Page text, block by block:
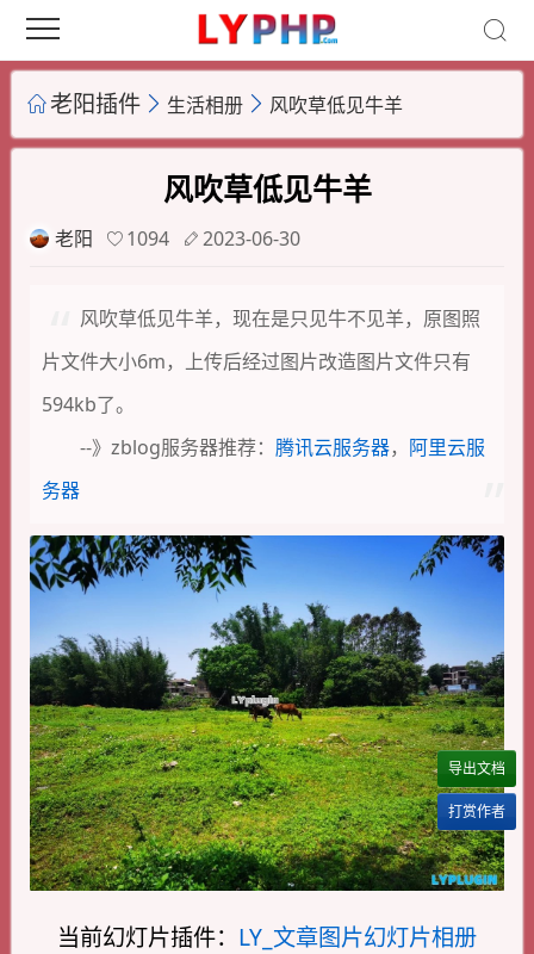
老阳插件 生活相册 风吹草低见牛羊
风吹草低见牛羊
老阳 1094 2023-06-30
风吹草低见牛羊，现在是只见牛不见羊，原图照
片文件大小6m，上传后经过图片改造图片文件只有
594kb了。
--》zblog服务器推荐： 腾讯云服务器， 阿里云服
务器
当前幻灯片插件： LY_文章图片幻灯片相册
导出文档
打赏作者